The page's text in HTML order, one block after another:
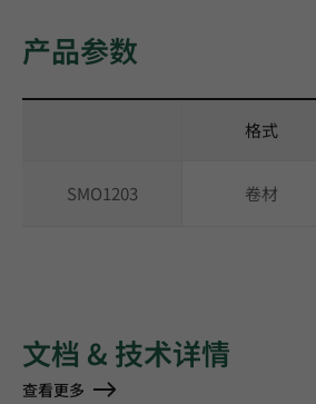
产品参数
格式
SMO1203 卷材
文档 & 技术详情
查看更多